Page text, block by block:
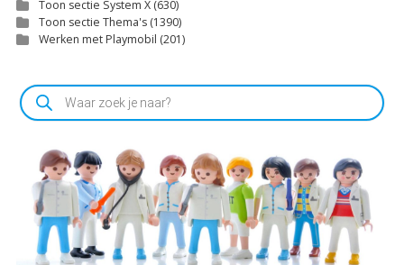
Toon sectie System X (630)
Toon sectie Thema's (1390)
Werken met Playmobil (201)
Producten
zoeken